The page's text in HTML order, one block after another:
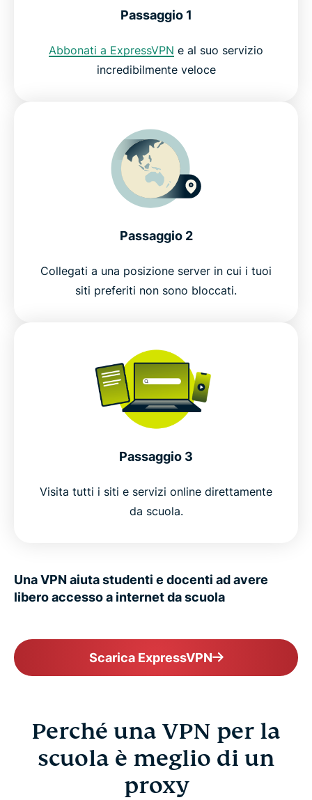
Sblocca Instagram a scuola
Sblocca Netflix a scuola
guardare in streaming quello che vuoi
FAQ: Come utilizzare una VPN per il Wi-Fi a scuola
Passaggio 1
Abbonati a ExpressVPN e al suo servizio
incredibilmente veloce
Passaggio 2
Collegati a una posizione server in cui i tuoi
siti preferiti non sono bloccati.
Passaggio 3
Visita tutti i siti e servizi online direttamente
da scuola.
Una VPN aiuta studenti e docenti ad avere
libero accesso a internet da scuola
Scarica ExpressVPN
Perché una VPN per la
scuola è meglio di un
proxy